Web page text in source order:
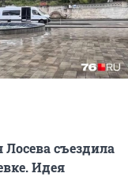
съездила
Идея